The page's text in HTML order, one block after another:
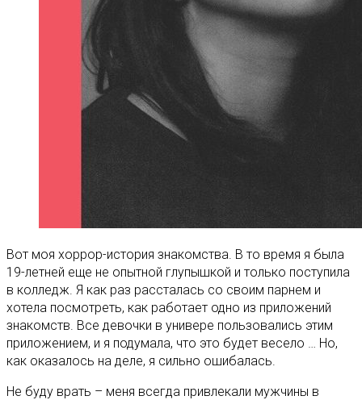
Вот моя хоррор-история знакомства. В то время я была
19-летней еще не опытной глупышкой и только поступила
в колледж. Я как раз рассталась со своим парнем и
хотела посмотреть, как работает одно из приложений
знакомств. Все девочки в универе пользовались этим
приложением, и я подумала, что это будет весело … Но,
как оказалось на деле, я сильно ошибалась.
Не буду врать – меня всегда привлекали мужчины в